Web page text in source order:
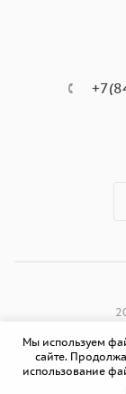
Мы используем
сайте.
использование